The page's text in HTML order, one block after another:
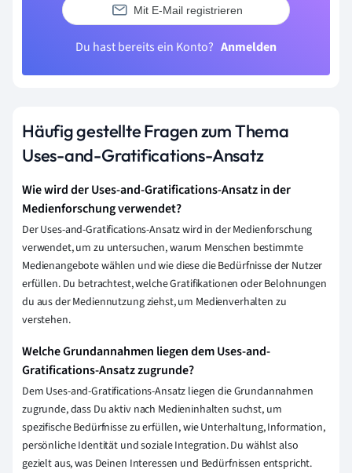
Mit E-Mail registrieren
Du hast bereits ein Konto? Anmelden
Häufig gestellte Fragen zum Thema
Uses-and-Gratifications-Ansatz
Wie wird der Uses-and-Gratifications-Ansatz in der
Medienforschung verwendet?
Der Uses-and-Gratifications-Ansatz wird in der Medienforschung
verwendet, um zu untersuchen, warum Menschen bestimmte
Medienangebote wählen und wie diese die Bedürfnisse der Nutzer
erfüllen. Du betrachtest, welche Gratifikationen oder Belohnungen
du aus der Mediennutzung ziehst, um Medienverhalten zu
verstehen.
Welche Grundannahmen liegen dem Uses-and-
Gratifications-Ansatz zugrunde?
Dem Uses-and-Gratifications-Ansatz liegen die Grundannahmen
zugrunde, dass Du aktiv nach Medieninhalten suchst, um
spezifische Bedürfnisse zu erfüllen, wie Unterhaltung, Information,
persönliche Identität und soziale Integration. Du wählst also
gezielt aus, was Deinen Interessen und Bedürfnissen entspricht.